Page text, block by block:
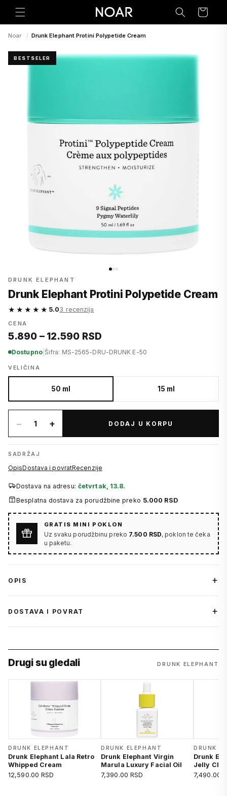
na
Korpa
Noar / Drunk Elephant Protini Polypetide Cream
BESTSELER
DRUNK ELEPHANT
Drunk Elephant Protini Polypetide Cream
★★★★★ 5.03 recenzija
CENA
5.890 – 12.590 RSD
Dostupno| Šifra: MS-2565-DRU-DRUNK E-50
VELIČINA
50 ml 15 ml
− 1 + DODAJ U KORPU
SADRŽAJ
OpisDostava i povratRecenzije
Dostava na adresu: četvrtak, 13.8.
Besplatna dostava za porudžbine preko 5.000 RSD
GRATIS MINI POKLON
Uz svaku porudžbinu preko 7.500 RSD, poklon te čeka
u paketu.
OPIS
DOSTAVA I POVRAT
Drugi su gledali DRUNK ELEPHANT
DRUNK ELEPHANT
Drunk Elephant Lala Retro
Whipped Cream
12,590.00 RSD
DRUNK ELEPHANT
Drunk Elephant Virgin
Marula Luxury Facial Oil
7,390.00 RSD
DRUNK
Drunk
Jelly
7,490.00